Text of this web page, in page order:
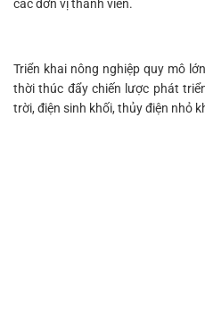
các đơn vị thành viên.
Triển khai nông nghiệp quy mô
thời thúc đẩy chiến lược phát
trời, điện sinh khối, thủy điện nhỏ